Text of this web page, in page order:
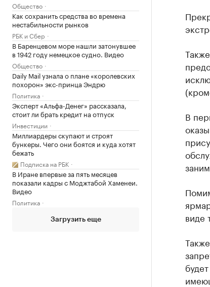
Общество
Как сохранить средства во времена
нестабильности рынков
РБК и Сбер
В Баренцевом море нашли затонувшее
в 1942 году немецкое судно. Видео
Общество
Daily Mail узнала о плане «королевских
похорон» экс-принца Эндрю
Политика
Эксперт «Альфа-Денег» рассказала,
стоит ли брать кредит на отпуск
Инвестиции
Миллиардеры скупают и строят
бункеры. Чего они боятся и куда хотят
бежать
Подписка на РБК
В Иране впервые за пять месяцев
показали кадры с Моджтабой Хаменеи.
Видео
Политика
Загрузить еще
В
виде